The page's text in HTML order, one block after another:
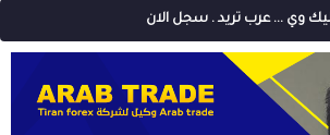
وي ... عرب تريد . سجل الان